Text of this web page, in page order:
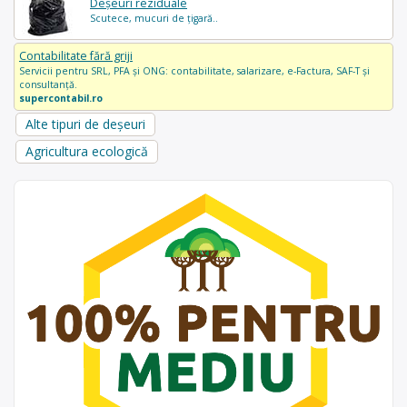
Deșeuri reziduale
Scutece, mucuri de țigară..
Contabilitate fără griji
Servicii pentru SRL, PFA și ONG: contabilitate, salarizare, e-Factura, SAF-T și
consultanță.
supercontabil.ro
Alte tipuri de deșeuri
Agricultura ecologică